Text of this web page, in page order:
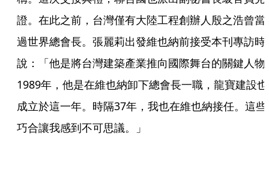
證。在此之前，台灣僅有大陸工程創辦人殷之浩曾當
過世界總會長。張麗莉出發維也納前接受本刊專訪時
說：「他是將台灣建築產業推向國際舞台的關鍵人物
1989年，他是在維也納卸下總會長一職，龍寶建設也
成立於這一年。時隔37年，我也在維也納接任。這些
巧合讓我感到不可思議。」